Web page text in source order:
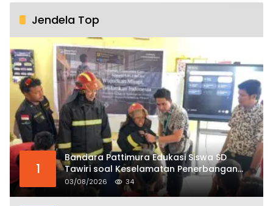
Jendela Top
1
Bandara Pattimura Edukasi Siswa SD
Tawiri soal Keselamatan Penerbangan
dan Bahaya Bermain Layang-layang di
KKOP
03/08/2026 34